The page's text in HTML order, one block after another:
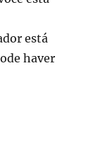
está
haver